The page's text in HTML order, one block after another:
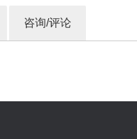
咨询/评论